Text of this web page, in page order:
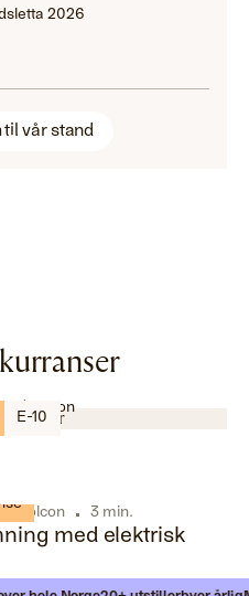
2026
til vår stand
E-10
peiser
/ Tolcon
/ Tolcon 3 min.
med elektrisk